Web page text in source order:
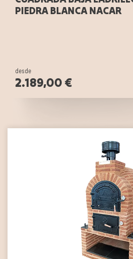
PIEDRA BLANCA NACAR
desde
2.189,00 €